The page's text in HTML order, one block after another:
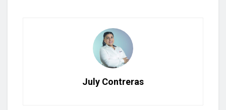
July Contreras